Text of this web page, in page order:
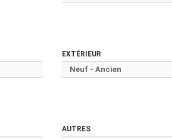
EXTÉRIEUR
Neuf - Ancien
AUTRES